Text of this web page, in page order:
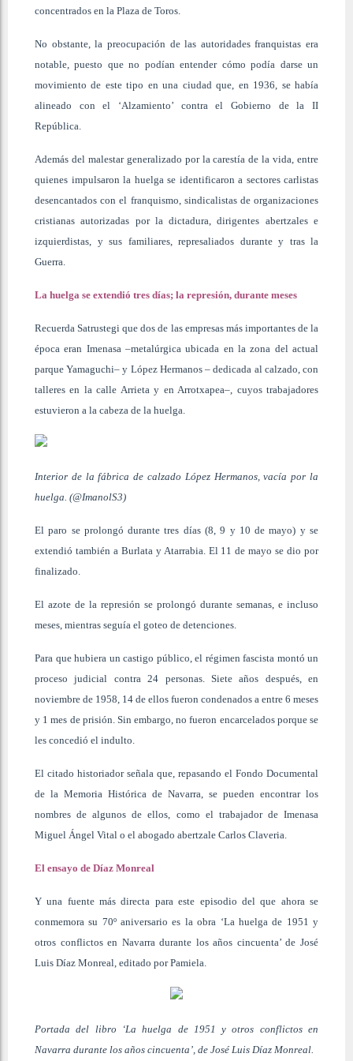
concentrados en la Plaza de Toros.
No obstante, la preocupación de las autoridades franquistas era
notable, puesto que no podían entender cómo podía darse un
movimiento de este tipo en una ciudad que, en 1936, se había
alineado con el ‘Alzamiento’ contra el Gobierno de la II
República.
Además del malestar generalizado por la carestía de la vida, entre
quienes impulsaron la huelga se identificaron a sectores carlistas
desencantados con el franquismo, sindicalistas de organizaciones
cristianas autorizadas por la dictadura, dirigentes abertzales e
izquierdistas, y sus familiares, represaliados durante y tras la
Guerra.
La huelga se extendió tres días; la represión, durante meses
Recuerda Satrustegi que dos de las empresas más importantes de la
época eran Imenasa –metalúrgica ubicada en la zona del actual
parque Yamaguchi– y López Hermanos – dedicada al calzado, con
talleres en la calle Arrieta y en Arrotxapea–, cuyos trabajadores
estuvieron a la cabeza de la huelga.
Interior de la fábrica de calzado López Hermanos, vacía por la
huelga. (@ImanolS3)
El paro se prolongó durante tres días (8, 9 y 10 de mayo) y se
extendió también a Burlata y Atarrabia. El 11 de mayo se dio por
finalizado.
El azote de la represión se prolongó durante semanas, e incluso
meses, mientras seguía el goteo de detenciones.
Para que hubiera un castigo público, el régimen fascista montó un
proceso judicial contra 24 personas. Siete años después, en
noviembre de 1958, 14 de ellos fueron condenados a entre 6 meses
y 1 mes de prisión. Sin embargo, no fueron encarcelados porque se
les concedió el indulto.
El citado historiador señala que, repasando el Fondo Documental
de la Memoria Histórica de Navarra, se pueden encontrar los
nombres de algunos de ellos, como el trabajador de Imenasa
Miguel Ángel Vital o el abogado abertzale Carlos Claveria.
El ensayo de Díaz Monreal
Y una fuente más directa para este episodio del que ahora se
conmemora su 70º aniversario es la obra ‘La huelga de 1951 y
otros conflictos en Navarra durante los años cincuenta’ de José
Luis Díaz Monreal, editado por Pamiela.
Portada del libro ‘La huelga de 1951 y otros conflictos en
Navarra durante los años cincuenta’, de José Luis Díaz Monreal.